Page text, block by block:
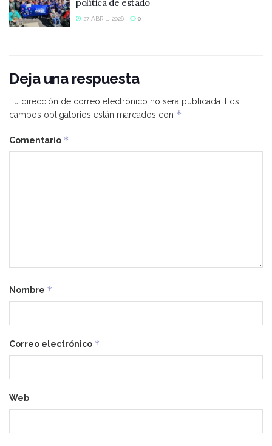
política de estado
27 ABRIL, 2026 0
Deja una respuesta
Tu dirección de correo electrónico no será publicada. Los
campos obligatorios están marcados con *
Comentario *
Nombre *
Correo electrónico *
Web